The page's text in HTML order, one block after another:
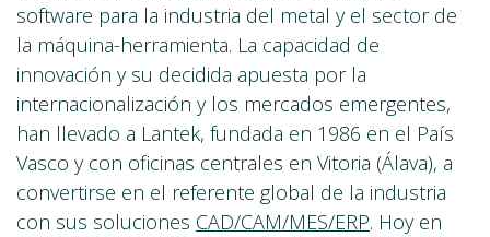
software para la industria del metal y el sector de
la máquina-herramienta. La capacidad de
innovación y su decidida apuesta por la
internacionalización y los mercados emergentes,
han llevado a Lantek, fundada en 1986 en el País
Vasco y con oficinas centrales en Vitoria (Álava), a
convertirse en el referente global de la industria
con sus soluciones CAD/CAM/MES/ERP. Hoy en